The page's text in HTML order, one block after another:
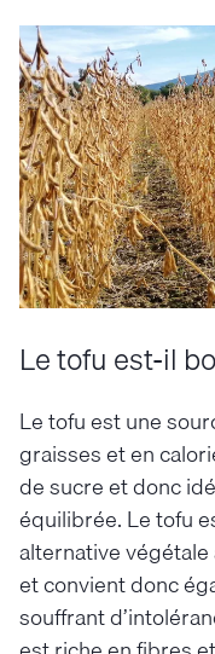
Le tofu est-il
Le tofu est une
graisses et en
de sucre et donc
équilibrée. Le tofu
alternative
et convient donc
souffrant